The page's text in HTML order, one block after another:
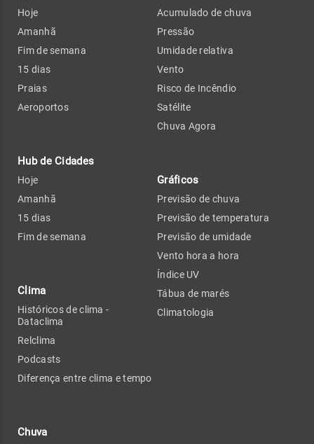
Hoje
Amanhã
Fim de semana
15 dias
Praias
Aeroportos
Hub de Cidades
Hoje
Amanhã
15 dias
Fim de semana
Clima
Históricos de clima -
Dataclima
Relclima
Podcasts
Diferença entre clima e tempo
Chuva
Acumulado de chuva
Pressão
Umidade relativa
Vento
Risco de Incêndio
Satélite
Chuva Agora
Gráficos
Previsão de chuva
Previsão de temperatura
Previsão de umidade
Vento hora a hora
Índice UV
Tábua de marés
Climatologia